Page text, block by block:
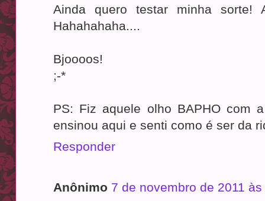
Ainda quero testar minha sorte!
Hahahahaha....
Bjoooos!
;-*
PS: Fiz aquele olho BAPHO com
ensinou aqui e senti como é ser da
Responder
Anônimo 7 de novembro de 2011